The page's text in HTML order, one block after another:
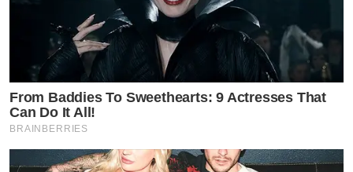
From Baddies To Sweethearts: 9 Actresses That
Can Do It All!
BRAINBERRIES